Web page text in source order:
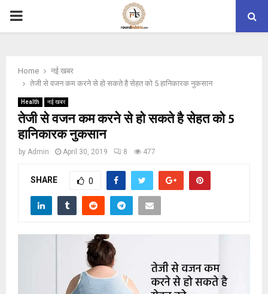
PRIMARY
Home
नई खबर
तेजी से वजन कम करने से हो सकते है सेहत को 5 हानिकारक नुकसान
Health नई खबर
तेजी से वजन कम करने से हो सकते है सेहत को 5
हानिकारक नुकसान
by Admin April 30, 2019 8 477
SHARE 0